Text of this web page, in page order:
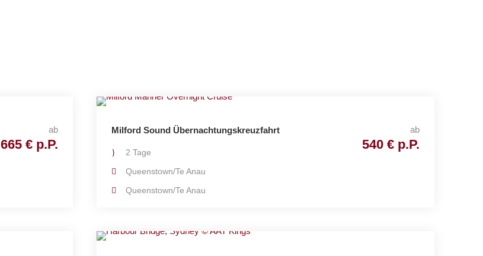
ab
665 € p.P.
Milford Sound Übernachtungskreuzfahrt ab
540 € p.P.
2 Tage
Queenstown/Te Anau
Queenstown/Te Anau